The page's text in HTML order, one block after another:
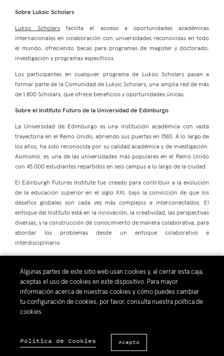
Sobre Luksic Scholars
Luksic Scholars facilita el acceso a oportunidades académicas
internacionales en colaboración con universidades reconocidas en todo
el mundo, ofreciendo becas para programas de magíster y doctorado,
investigación y programas específicos.
Los participantes en cualquier programa de Luksic Scholars pasan a
formar parte de la Comunidad de Luksic Scholars, una amplia red de más
de 1.800 Scholars, que ofrece beneficios y oportunidades únicas.
Sobre el Instituto Futuro de la Universidad de Edimburgo
La Universidad de Edimburgo es una institución académica con vasta
trayectoria en el Reino Unido, abriendo sus puertas en 1583. A lo largo de
los años, ha sido reconocida por su calidad académica y de investigación.
Asimismo, es una de las universidades más populares en el Reino Unido
con 45.000 estudiantes repartidos en seis campus a lo largo de la ciudad.
El Edinburgh Futures Institute fue creado para contribuir a la evolución
de la educación superior en el siglo XXI, bajo la convicción de que los
desafíos globales son cada vez más complejos e interconectados. El
enfoque del Instituto está en la innovación, la creatividad, las perspectivas
diversas, y la construcción de conocimiento de manera colaborativa, para
abordar los problemas desde un enfoque colaborativo e
interdisciplinario.
Compartir:
Algunas partes de este sitio web usan cookies y, al cerrar esta caja,
aceptas el uso de cookies en este dispositivo. Para mayor
información acerca de nuestras cookies y cómo puedes cambiar
tu configuración de cookies, por favor, consulta nuestra política de
cookies.
Política de Cookies Acepto